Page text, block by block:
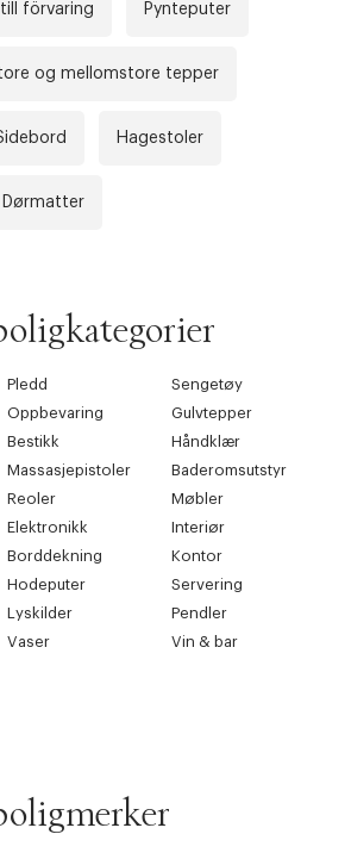
förvaring Pynteputer
og mellomstore tepper
Hagestoler
Dørmatter
Pledd
Sengetøy
Oppbevaring
Gulvtepper
Bestikk
Håndklær
Massasjepistoler
Baderomsutstyr
Reoler
Møbler
Elektronikk
Interiør
Borddekning
Kontor
Hodeputer
Servering
Lyskilder
Pendler
Vaser Vin & bar